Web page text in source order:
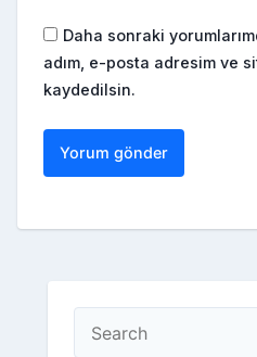
Daha sonraki
adım, e-posta adresim ve
kaydedilsin.